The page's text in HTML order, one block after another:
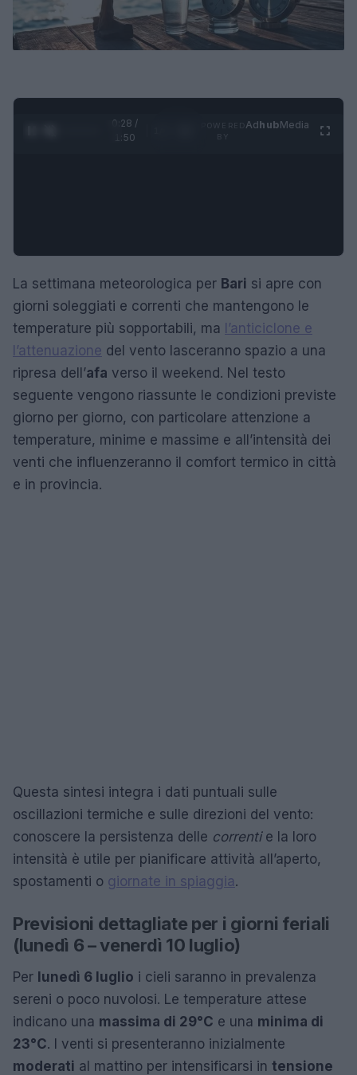
0:29 /
1:50
AdhubMedia
La settimana meteorologica per Bari si apre con
giorni soleggiati e correnti che mantengono le
temperature più sopportabili, ma l’anticiclone e
l’attenuazione del vento lasceranno spazio a una
ripresa dell’afa verso il weekend. Nel testo
seguente vengono riassunte le condizioni previste
giorno per giorno, con particolare attenzione a
temperature, minime e massime e all’intensità dei
venti che influenzeranno il comfort termico in città
e in provincia.
Questa sintesi integra i dati puntuali sulle
oscillazioni termiche e sulle direzioni del vento:
conoscere la persistenza delle correntie la loro
intensità è utile per pianificare attività all’aperto,
spostamenti o giornate in spiaggia.
Previsioni dettagliate per i giorni feriali
(lunedì 6 – venerdì 10 luglio)
Per lunedì 6 luglio i cieli saranno in prevalenza
sereni o poco nuvolosi. Le temperature attese
indicano una massima di 29°C e una minima di
23°C. I venti si presenteranno inizialmente
moderati al mattino per intensificarsi in tensione